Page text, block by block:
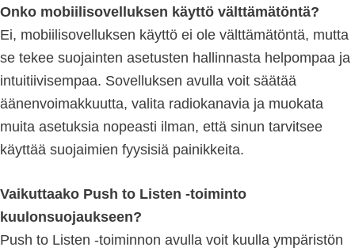
Onko mobiilisovelluksen käyttö välttämätöntä?
Ei, mobiilisovelluksen käyttö ei ole välttämätöntä, mutta
se tekee suojainten asetusten hallinnasta helpompaa ja
intuitiivisempaa. Sovelluksen avulla voit säätää
äänenvoimakkuutta, valita radiokanavia ja muokata
muita asetuksia nopeasti ilman, että sinun tarvitsee
käyttää suojaimien fyysisiä painikkeita.
Vaikuttaako Push to Listen -toiminto
kuulonsuojaukseen?
Push to Listen -toiminnon avulla voit kuulla ympäristön